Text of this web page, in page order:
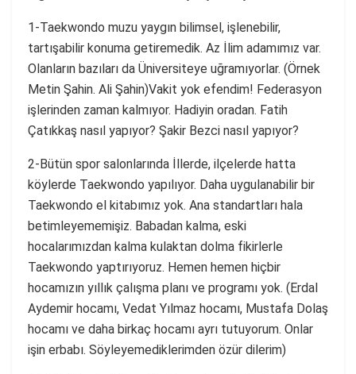
1-Taekwondo muzu yaygın bilimsel, işlenebilir,
tartışabilir konuma getiremedik. Az İlim adamımız var.
Olanların bazıları da Üniversiteye uğramıyorlar. (Örnek
Metin Şahin. Ali Şahin)Vakit yok efendim! Federasyon
işlerinden zaman kalmıyor. Hadiyin oradan. Fatih
Çatıkkaş nasıl yapıyor? Şakir Bezci nasıl yapıyor?
2-Bütün spor salonlarında İllerde, ilçelerde hatta
köylerde Taekwondo yapılıyor. Daha uygulanabilir bir
Taekwondo el kitabımız yok. Ana standartları hala
betimleyememişiz. Babadan kalma, eski
hocalarımızdan kalma kulaktan dolma fikirlerle
Taekwondo yaptırıyoruz. Hemen hemen hiçbir
hocamızın yıllık çalışma planı ve programı yok. (Erdal
Aydemir hocamı, Vedat Yılmaz hocamı, Mustafa Dolaş
hocamı ve daha birkaç hocamı ayrı tutuyorum. Onlar
işin erbabı. Söyleyemediklerimden özür dilerim)